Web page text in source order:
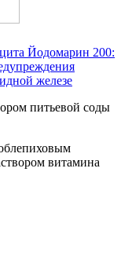
Йодомарин 200:
железе
питьевой соды
витамина